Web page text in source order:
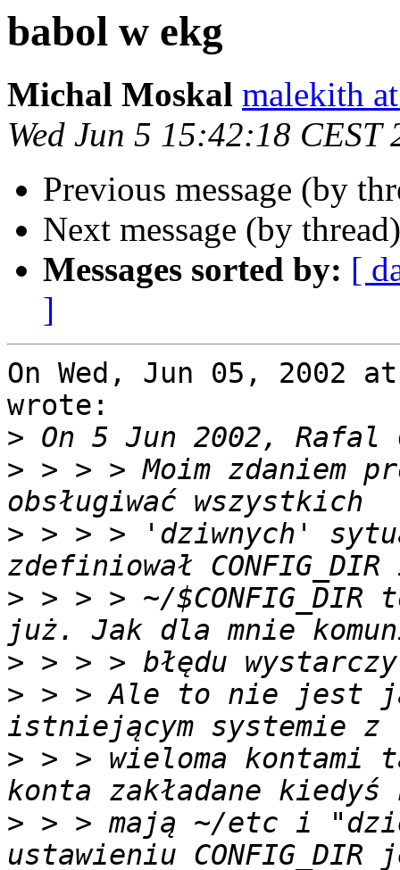
babol w ekg
Michal Moskal malekith
Wed Jun 5 15:42:18 CEST
Previous message (by
Next message (by
Messages sorted by: [
]
On Wed, Jun 05, 2002
wrote:
>
> > > > Moim zdaniem
> > > > 'dziwnych'
> > > > ~/
>
> > > Ale to nie jest
> > > wieloma kontami
> > > mają ~/etc i